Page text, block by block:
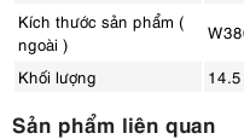
Kích thước sản phẩm (
ngoài )
Khối lượng
Sản phẩm liên quan